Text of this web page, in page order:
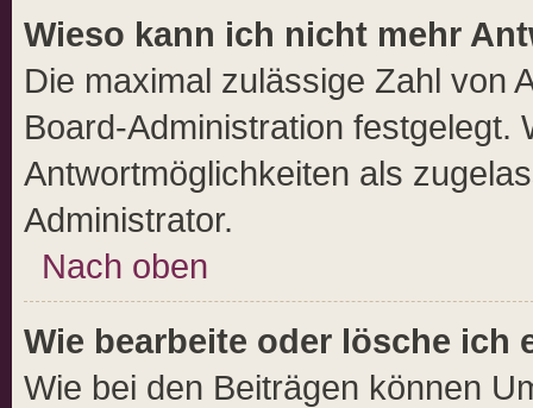
Wieso kann ich nicht mehr
Die maximal zulässige Zahl von
Board-Administration festgelegt.
Antwortmöglichkeiten als
Administrator.
Nach oben
Wie bearbeite oder lösche ich
Wie bei den Beiträgen können